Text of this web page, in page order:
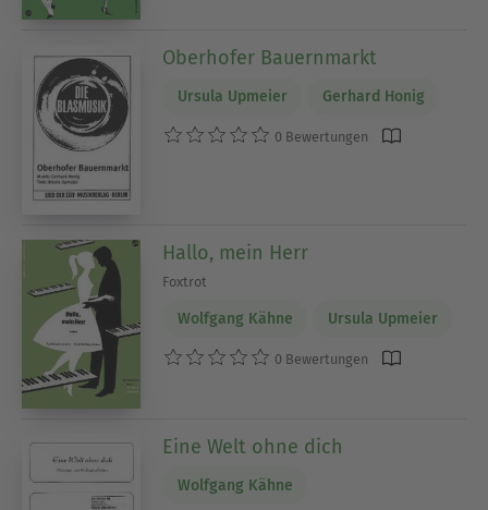
Oberhofer Bauernmarkt
Ursula Upmeier Gerhard Honig
0 Bewertungen
Hallo, mein Herr
Foxtrot
Wolfgang Kähne Ursula Upmeier
0 Bewertungen
Eine Welt ohne dich
Wolfgang Kähne